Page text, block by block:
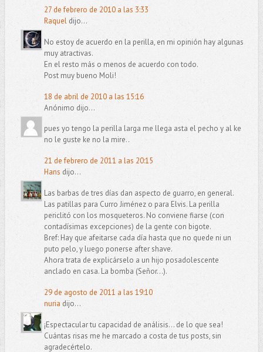
27 de febrero de 2010 a las 3:33
Raqueldijo...
No estoy de acuerdo en la perilla, en mi opinión hay algunas
muy atractivas.
En el resto más o menos de acuerdo con todo.
Post muy bueno Moli!
18 de abril de 2010 a las 15:16
Anónimo dijo...
pues yo tengo la perilla larga me llega asta el pecho y al ke
no le guste ke no la mire..
21 de febrero de 2011 a las 20:15
Hans dijo...
Las barbas de tres días dan aspecto de guarro, en general.
Las patillas para Curro Jiménez o para Elvis. La perilla
periclitó con los mosqueteros. No conviene fiarse (con
contadísimas excepciones) de la gente con bigote.
Bref: Hay que afeitarse cada día hasta que no quede ni un
puto pelo, y luego ponerse after shave.
Ahora trata de explicárselo a un hijo posadolescente
anclado en casa. La bomba (Señor...).
29 de agosto de 2011 a las 19:10
nuria dijo...
¡Espectacular tu capacidad de análisis... de lo que sea!
Cuántas risas me he marcado a costa de tus posts, sin
agradecértelo.